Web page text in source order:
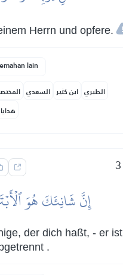
Herrn und opfere.
lain
السعدي ابن كثير الطبري
3
إِنَّ شَانِئَكَ هُوَ
der dich haßt, - er ist
.